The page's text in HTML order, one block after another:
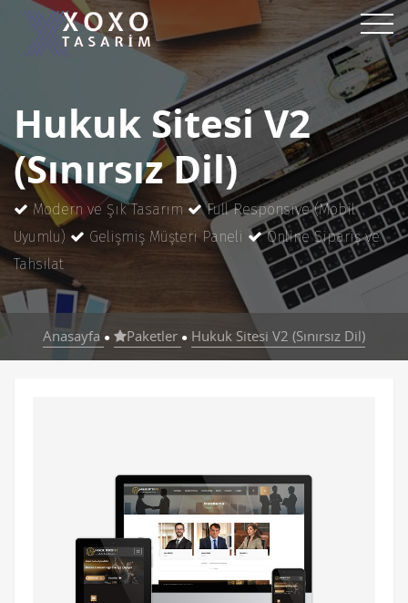
Hukuk Sitesi V2
(Sınırsız Dil)
Modern ve Şık Tasarım
Full Responsive (Mobil
Uyumlu)
Gelişmiş Müşteri Paneli
Online Sipariş ve
Tahsilat
Anasayfa ● Paketler ● Hukuk Sitesi V2 (Sınırsız Dil)